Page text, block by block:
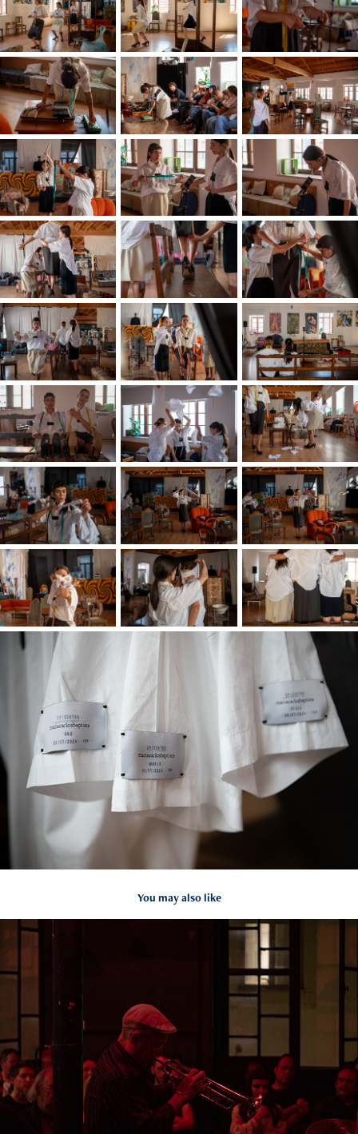
You may also like
Dave Douglas & Joey Baron